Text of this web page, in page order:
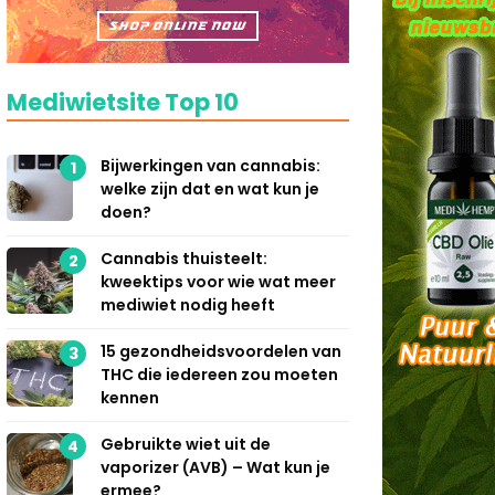
Mediwietsite Top 10
1
Bijwerkingen van cannabis:
welke zijn dat en wat kun je
doen?
2
Cannabis thuisteelt:
kweektips voor wie wat meer
mediwiet nodig heeft
3
15 gezondheidsvoordelen van
THC die iedereen zou moeten
kennen
4
Gebruikte wiet uit de
vaporizer (AVB) – Wat kun je
ermee?